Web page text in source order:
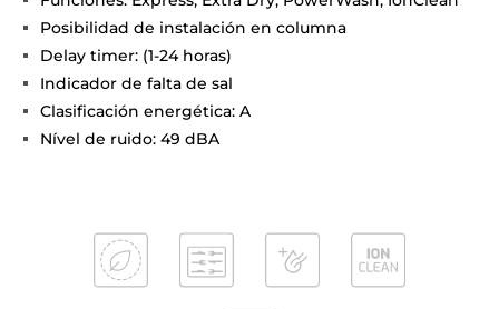
Posibilidad de instalación en columna
Delay timer: (1-24 horas)
Indicador de falta de sal
Clasificación energética: A
Nível de ruido: 49 dBA